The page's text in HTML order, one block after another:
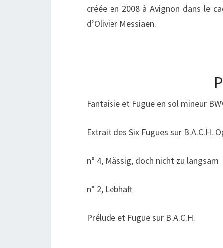
créée en 2008 à Avignon dans le
d’Olivier Messiaen.
Fantaisie et Fugue en sol mineur
Extrait des Six Fugues sur
n° 4, Mässig, doch nicht zu langsam
n° 2, Lebhaft
Prélude et Fugue sur